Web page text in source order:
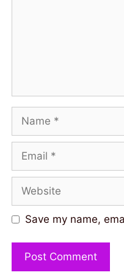
Save my name,